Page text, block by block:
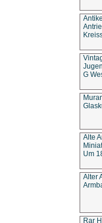
G
Alte
Um
Alter
Rar